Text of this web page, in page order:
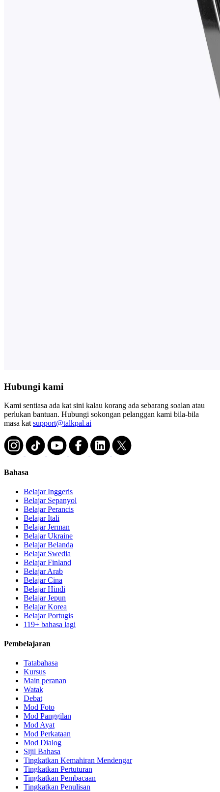
Hubungi kami
Kami sentiasa ada kat sini kalau korang ada sebarang soalan atau
perlukan bantuan. Hubungi sokongan pelanggan kami bila-bila
masa kat support@talkpal.ai
Bahasa
Belajar Inggeris
Belajar Sepanyol
Belajar Perancis
Belajar Itali
Belajar Jerman
Belajar Ukraine
Belajar Belanda
Belajar Swedia
Belajar Finland
Belajar Arab
Belajar Cina
Belajar Hindi
Belajar Jepun
Belajar Korea
Belajar Portugis
119+ bahasa lagi
Pembelajaran
Tatabahasa
Kursus
Main peranan
Watak
Debat
Mod Foto
Mod Panggilan
Mod Ayat
Mod Perkataan
Mod Dialog
Sijil Bahasa
Tingkatkan Kemahiran Mendengar
Tingkatkan Pertuturan
Tingkatkan Pembacaan
Tingkatkan Penulisan